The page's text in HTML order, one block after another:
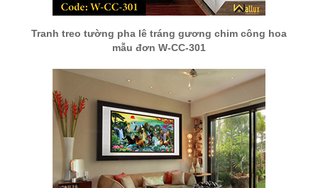
Tranh treo tường pha lê tráng gương chim công hoa
mẫu đơn W-CC-301